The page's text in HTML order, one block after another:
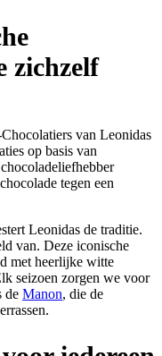
zichzelf
van Leonidas
op basis van
tegen een
Leonidas de traditie.
van. Deze iconische
met heerlijke witte
seizoen zorgen we voor
de Manon, die de